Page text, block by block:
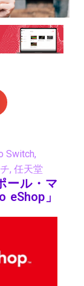
Switch,
, 任天堂
ール・マ
」